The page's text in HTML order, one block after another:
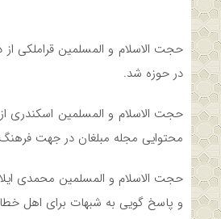
حجت الاسلام و المسلمین قراملکی از
در حوزه شد.
حجت الاسلام و المسلمین اسکندری
محتوایی مجله مبلغان در جهت
حجت الاسلام و المسلمین محمدی
و پاسخ گویی به شبهات برای اهل